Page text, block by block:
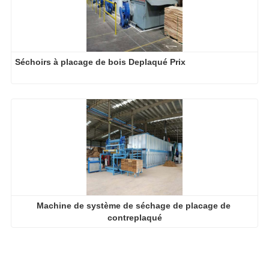
Séchoirs à placage de bois Deplaqué Prix
Machine de système de séchage de placage de
contreplaqué